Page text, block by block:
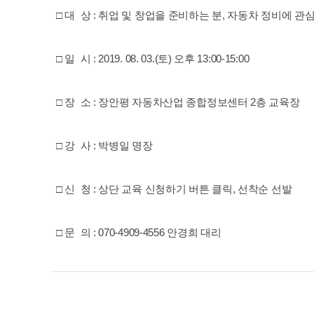
□ 대 상 : 취업 및 창업을 준비하는 분, 자동차 정비에 관
□ 일 시 : 2019. 08. 03.(토) 오후 13:00-15:00
□ 장 소 : 장안평 자동차산업 종합정보센터 2층 교육장
□ 강 사 : 박병일 명장
□ 신 청 : 상단 교육 신청하기 버튼 클릭, 선착순 선발
□ 문 의 : 070-4909-4556 안경희 대리